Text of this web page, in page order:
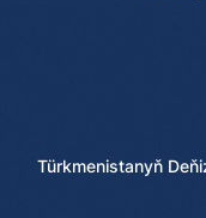
Türkmenistanyň